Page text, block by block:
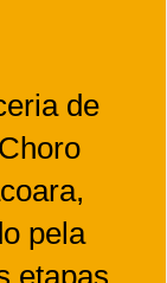
de
pela
etapas